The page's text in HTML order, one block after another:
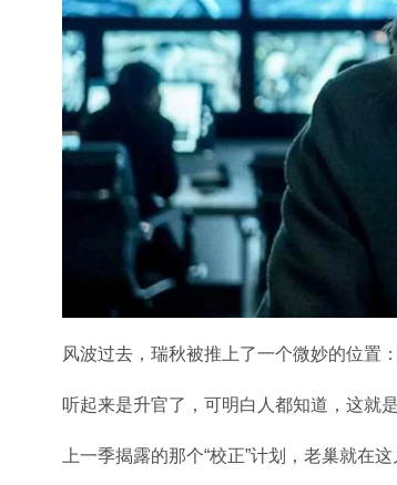
风波过去，瑞秋被推上了一个微妙的位置
听起来是升官了，可明白人都知道，这就
上一季揭露的那个“校正”计划，老巢就在这